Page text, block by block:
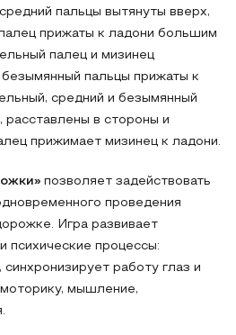
пальцы вытянуты вверх,
прижаты к ладони большим
палец и мизинец
пальцы прижаты к
средний и безымянный
расставлены в стороны и
прижимает мизинец к ладони.
позволяет задействовать
проведения
Игра развивает
психические процессы:
работу глаз и
мышление,